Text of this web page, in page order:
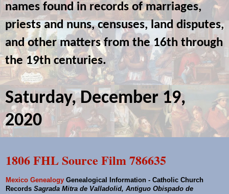
names found in records of marriages,
priests and nuns, censuses, land disputes,
and other matters from the 16th through
the 19th centuries.
Saturday, December 19,
2020
1806 FHL Source Film 786635
Mexico Genealogy Genealogical Information - Catholic Church
Records Sagrada Mitra de Valladolid, Antiguo Obispado de